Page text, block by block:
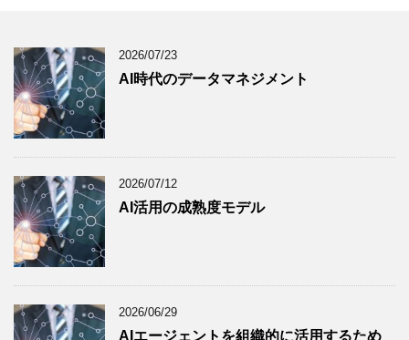
2026/07/23
AI時代のデータマネジメント
2026/07/12
AI活用の成熟度モデル
2026/06/29
AIエージェントを組織的に活用するため